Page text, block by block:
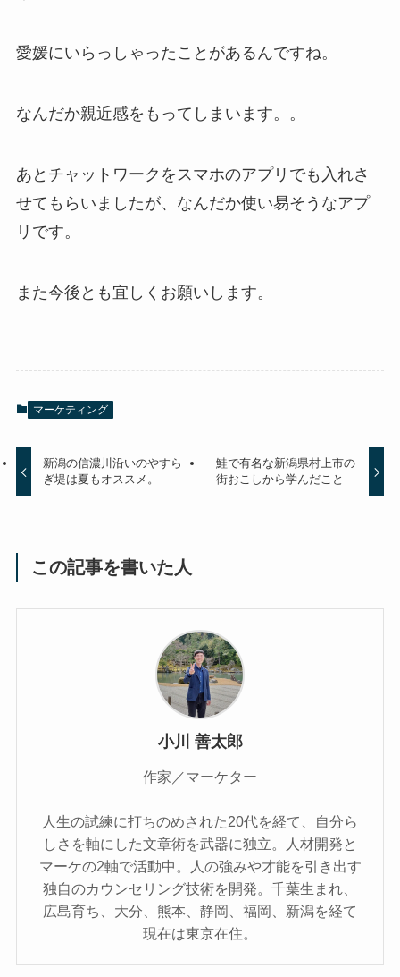
愛媛にいらっしゃったことがあるんですね。
なんだか親近感をもってしまいます。。
あとチャットワークをスマホのアプリでも入れさ
せてもらいましたが、なんだか使い易そうなアプ
リです。
また今後とも宜しくお願いします。
マーケティング
新潟の信濃川沿いのやすら
ぎ堤は夏もオススメ。
鮭で有名な新潟県村上市の
街おこしから学んだこと
この記事を書いた人
小川 善太郎
作家／マーケター
人生の試練に打ちのめされた20代を経て、自分ら
しさを軸にした文章術を武器に独立。人材開発と
マーケの2軸で活動中。人の強みや才能を引き出す
独自のカウンセリング技術を開発。千葉生まれ、
広島育ち、大分、熊本、静岡、福岡、新潟を経て
現在は東京在住。